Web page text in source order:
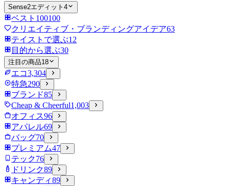
Sense2エディット 4
ベスト100100
クリエイティブ・ブランディングアイデア63
テイストで選ぶ12
目的から選ぶ30
注目の商品18
エコ3,304
特急290
ブランド85
Cheap & Cheerful1,003
オフィス96
アパレル69
バッグ70
プレミアム47
テック76
ドリンク89
キャンディ89